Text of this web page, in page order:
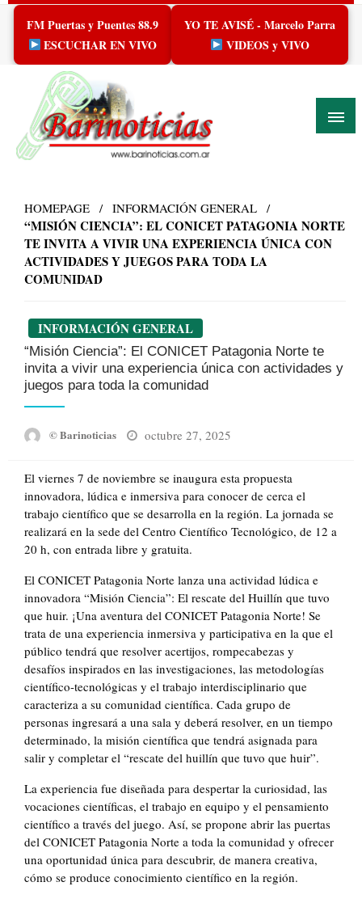
Skip
content
FM Puertas y Puentes 88.9
ESCUCHAR EN VIVO
YO TE AVISÉ - Marcelo Parra
VIDEOS y VIVO
HOMEPAGE INFORMACIÓN GENERAL
“MISIÓN CIENCIA”: EL CONICET PATAGONIA NORTE
TE INVITA A VIVIR UNA EXPERIENCIA ÚNICA CON
ACTIVIDADES Y JUEGOS PARA TODA LA
COMUNIDAD
INFORMACIÓN GENERAL
“Misión Ciencia”: El CONICET Patagonia Norte te
invita a vivir una experiencia única con actividades y
juegos para toda la comunidad
© Barinoticias
Posted
octubre 27, 2025
El viernes 7 de noviembre se inaugura esta propuesta
innovadora, lúdica e inmersiva para conocer de cerca el
trabajo científico que se desarrolla en la región. La jornada se
realizará en la sede del Centro Científico Tecnológico, de 12 a
20 h, con entrada libre y gratuita.
El CONICET Patagonia Norte lanza una actividad lúdica e
innovadora “Misión Ciencia”: El rescate del Huillín que tuvo
que huir. ¡Una aventura del CONICET Patagonia Norte! Se
trata de una experiencia inmersiva y participativa en la que el
público tendrá que resolver acertijos, rompecabezas y
desafíos inspirados en las investigaciones, las metodologías
científico-tecnológicas y el trabajo interdisciplinario que
caracteriza a su comunidad científica. Cada grupo de
personas ingresará a una sala y deberá resolver, en un tiempo
determinado, la misión científica que tendrá asignada para
salir y completar el “rescate del huillín que tuvo que huir”.
La experiencia fue diseñada para despertar la curiosidad, las
vocaciones científicas, el trabajo en equipo y el pensamiento
científico a través del juego. Así, se propone abrir las puertas
del CONICET Patagonia Norte a toda la comunidad y ofrecer
una oportunidad única para descubrir, de manera creativa,
cómo se produce conocimiento científico en la región.